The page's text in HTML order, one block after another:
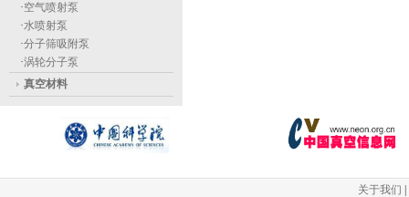
·空气喷射泵
·水喷射泵
·分子筛吸附泵
·涡轮分子泵
真空材料
关于我们